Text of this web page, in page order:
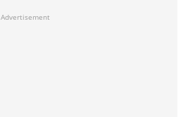
Advertisement